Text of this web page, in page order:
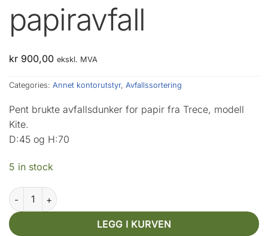
papiravfall
kr 900,00 ekskl. MVA
Categories: Annet kontorutstyr, Avfallssortering
Pent brukte avfallsdunker for papir fra Trece, modell
Kite.
D:45 og H:70
5 in stock
Trece Kite papiravfall quantity
LEGG I KURVEN